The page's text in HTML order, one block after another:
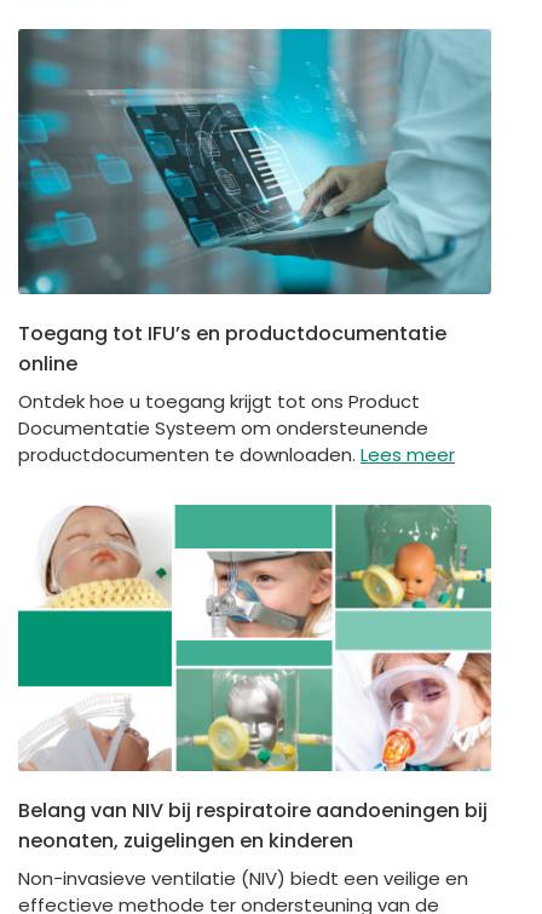
Toegang tot IFU’s en productdocumentatie
online
Ontdek hoe u toegang krijgt tot ons Product
Documentatie Systeem om ondersteunende
productdocumenten te downloaden. Lees meer
Belang van NIV bij respiratoire aandoeningen bij
neonaten, zuigelingen en kinderen
Non-invasieve ventilatie (NIV) biedt een veilige en
effectieve methode ter ondersteuning van de